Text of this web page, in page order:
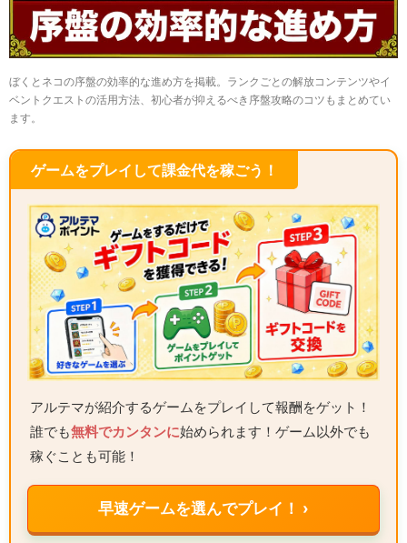
ぼくとネコの序盤の効率的な進め方を掲載。ランクごとの解放コンテンツやイ
ベントクエストの活用方法、初心者が抑えるべき序盤攻略のコツもまとめてい
ます。
ゲームをプレイして課金代を稼ごう！
アルテマが紹介するゲームをプレイして報酬をゲット！
誰でも無料でカンタンに始められます！ゲーム以外でも
稼ぐことも可能！
早速ゲームを選んでプレイ！ ›